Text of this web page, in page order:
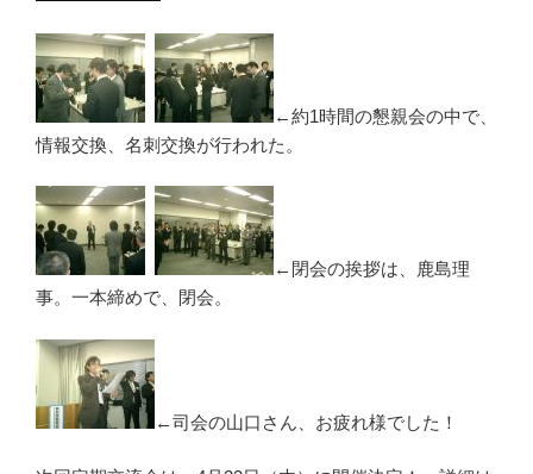
←約1時間の懇親会の中で、
情報交換、名刺交換が行われた。
←閉会の挨拶は、鹿島理
事。一本締めで、閉会。
←司会の山口さん、お疲れ様でした！